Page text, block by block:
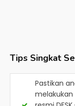
Tips Singkat
Pastikan